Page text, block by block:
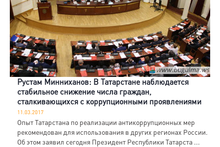
Рустам Минниханов: В Татарстане наблюдается
стабильное снижение числа граждан,
сталкивающихся с коррупционными проявлениями
11.03.2017
Опыт Татарстана по реализации антикоррупционных мер
рекомендован для использования в других регионах России.
Об этом заявил сегодня Президент Республики Татарста ...